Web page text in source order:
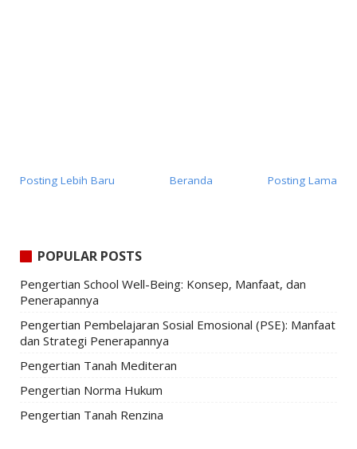
Posting Lebih Baru Posting Lama
Beranda
POPULAR POSTS
Pengertian School Well-Being: Konsep, Manfaat, dan
Penerapannya
Pengertian Pembelajaran Sosial Emosional (PSE): Manfaat
dan Strategi Penerapannya
Pengertian Tanah Mediteran
Pengertian Norma Hukum
Pengertian Tanah Renzina